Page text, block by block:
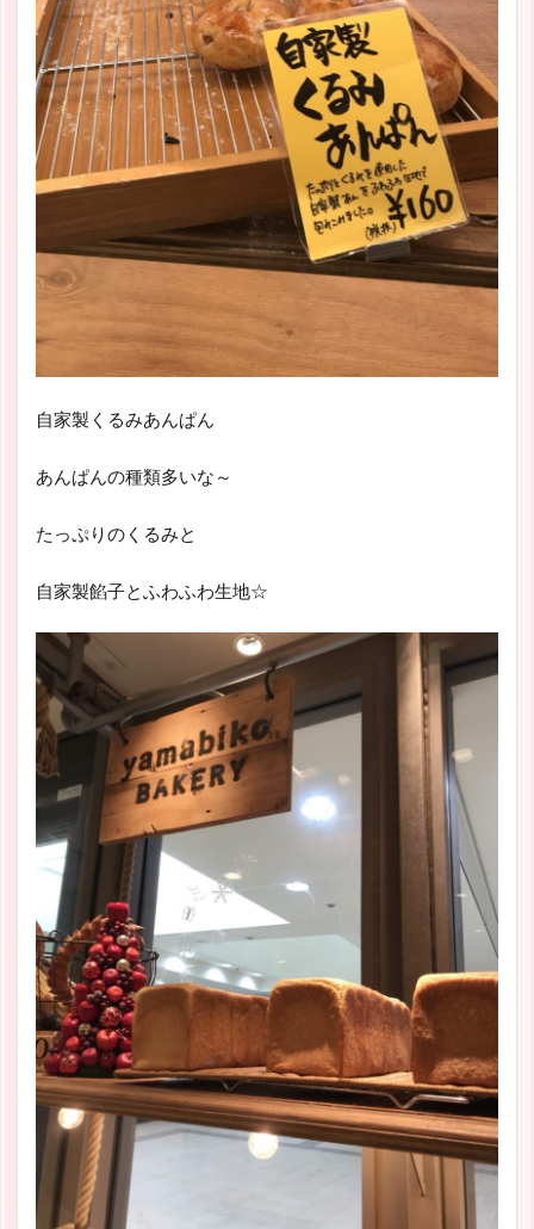
自家製くるみあんぱん
あんぱんの種類多いな～
たっぷりのくるみと
自家製餡子とふわふわ生地☆